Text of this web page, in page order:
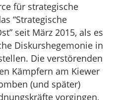
für strategische
“Strategische
seit März 2015, als es
Diskurshegemonie in
Die verstörenden
Kämpfern am Kiewer
(und später)
vorgingen,